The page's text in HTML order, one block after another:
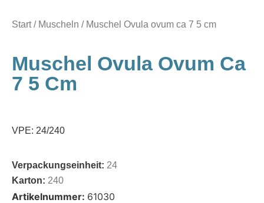
Start/ Muscheln / Muschel Ovula ovum ca 7 5 cm
Muschel Ovula Ovum Ca
7 5 Cm
VPE: 24/240
Verpackungseinheit: 24
Karton: 240
Artikelnummer: 61030